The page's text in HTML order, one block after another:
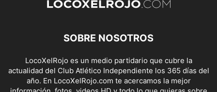
SOBRE NOSOTROS
LocoXelRojo es un medio partidario que cubre la
actualidad del Club Atlético Independiente los 365 días del
año. En LocoXelRojo.com te acercamos la mejor